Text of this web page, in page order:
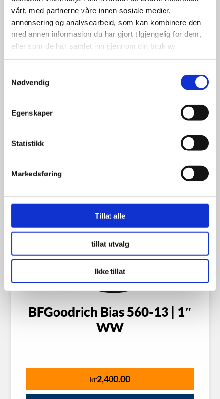
vårt, med partnerne våre innen sosiale medier,
annonsering og analysearbeid, som kan kombinere den
med annen informasjon du har gjort tilgjengelig for dem,
eller som de har samlet inn gjennom din bruk av
Nødvendig
Egenskaper
Statistikk
Markedsføring
Tillat alle
tillat utvalg
Ikke tillat
Nankang N605 205/75R14 95S
WW 25mm
BFGoodrich Bias 560-13 | 1″
WW
kr2,400.00